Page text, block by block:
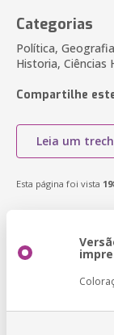
Categorias
Política,
Historia, Ciências
Compartilhe
Leia um
Esta página foi vista